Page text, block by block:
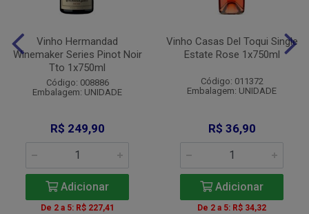
Vinho Hermandad
Winemaker Series Pinot Noir
Tto 1x750ml
Código: 008886
Embalagem: UNIDADE
R$ 249,90
Adicionar
De 2 a 5: R$ 227,41
Vinho Casas Del Toqui Single
Estate Rose 1x750ml
Código: 011372
Embalagem: UNIDADE
R$ 36,90
Adicionar
De 2 a 5: R$ 34,32